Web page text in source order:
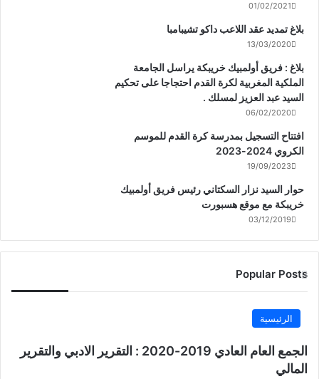
01/02/2021
بلاغ تمديد عقد اللاعب داكو تشيبامبا
13/03/2020
بلاغ : فريق أولمبيك خريبكة يراسل الجامعة
الملكية المغربية لكرة القدم احتجاجا على تحكيم
السيد عبد العزيز لمسلك .
06/02/2020
افتتاح التسجيل بمدرسة كرة القدم للموسم
الكروي 2024-2023
19/09/2023
حوار السيد نزار السكتاني رئيس فريق أولمبيك
خريبكة مع موقع هسبورت
03/12/2019
Popular Posts
الرئيسية
الجمع العام العادي 2019-2020 : التقرير الادبي والتقرير
المالي